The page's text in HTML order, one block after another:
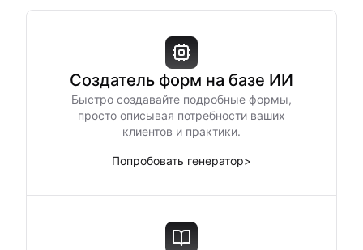
Создатель форм на базе ИИ
Быстро создавайте подробные формы,
просто описывая потребности ваших
клиентов и практики.
Попробовать генератор>